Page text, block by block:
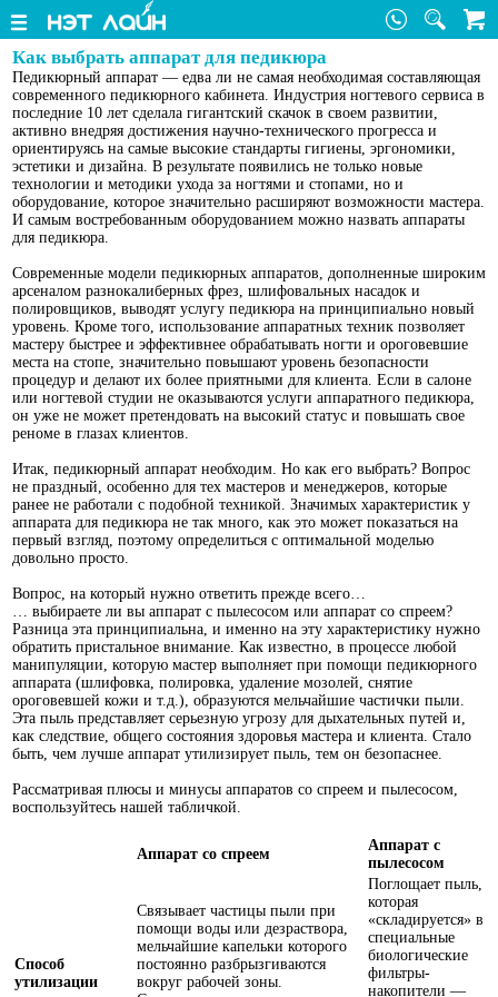
Как выбрать аппарат для педикюра
Педикюрный аппарат — едва ли не самая необходимая составляющая
современного педикюрного кабинета. Индустрия ногтевого сервиса в
последние 10 лет сделала гигантский скачок в своем развитии,
активно внедряя достижения научно-технического прогресса и
ориентируясь на самые высокие стандарты гигиены, эргономики,
эстетики и дизайна. В результате появились не только новые
технологии и методики ухода за ногтями и стопами, но и
оборудование, которое значительно расширяют возможности мастера.
И самым востребованным оборудованием можно назвать аппараты
для педикюра.
Современные модели педикюрных аппаратов, дополненные широким
арсеналом разнокалиберных фрез, шлифовальных насадок и
полировщиков, выводят услугу педикюра на принципиально новый
уровень. Кроме того, использование аппаратных техник позволяет
мастеру быстрее и эффективнее обрабатывать ногти и ороговевшие
места на стопе, значительно повышают уровень безопасности
процедур и делают их более приятными для клиента. Если в салоне
или ногтевой студии не оказываются услуги аппаратного педикюра,
он уже не может претендовать на высокий статус и повышать свое
реноме в глазах клиентов.
Итак, педикюрный аппарат необходим. Но как его выбрать? Вопрос
не праздный, особенно для тех мастеров и менеджеров, которые
ранее не работали с подобной техникой. Значимых характеристик у
аппарата для педикюра не так много, как это может показаться на
первый взгляд, поэтому определиться с оптимальной моделью
довольно просто.
Вопрос, на который нужно ответить прежде всего…
… выбираете ли вы аппарат с пылесосом или аппарат со спреем?
Разница эта принципиальна, и именно на эту характеристику нужно
обратить пристальное внимание. Как известно, в процессе любой
манипуляции, которую мастер выполняет при помощи педикюрного
аппарата (шлифовка, полировка, удаление мозолей, снятие
ороговевшей кожи и т.д.), образуются мельчайшие частички пыли.
Эта пыль представляет серьезную угрозу для дыхательных путей и,
как следствие, общего состояния здоровья мастера и клиента. Стало
быть, чем лучше аппарат утилизирует пыль, тем он безопаснее.
Рассматривая плюсы и минусы аппаратов со спреем и пылесосом,
воспользуйтесь нашей табличкой.
Аппарат со спреем
Аппарат с
пылесосом
Способ
утилизации
Связывает частицы пыли при
помощи воды или дезраствора,
мельчайшие капельки которого
постоянно разбрызгиваются
вокруг рабочей зоны.
Поглощает пыль,
которая
«складируется» в
специальные
биологические
фильтры-
накопители —